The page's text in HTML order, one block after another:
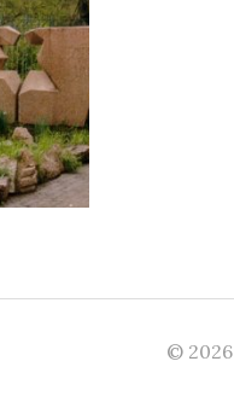
© 2026